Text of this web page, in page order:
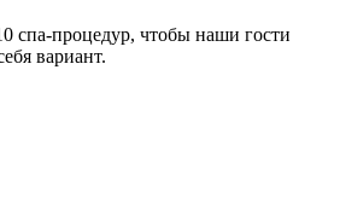
спа-процедур, чтобы наши гости
вариант.